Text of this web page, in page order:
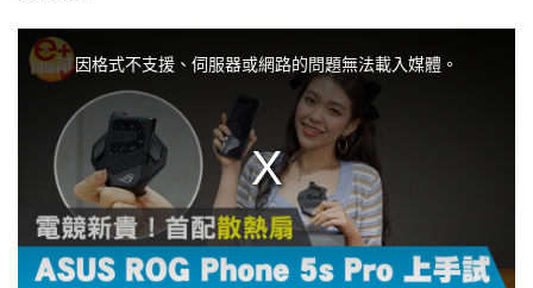
.
因格式不支援、伺服器或網路的問題無法載入媒體。